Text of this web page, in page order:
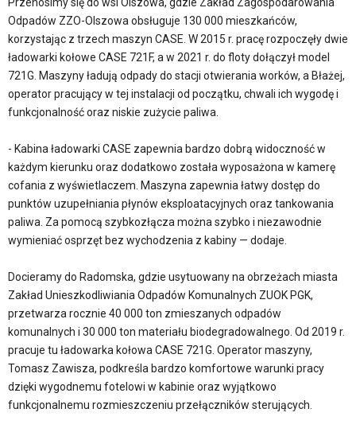
Odpadów ZZO-Olszowa obsługuje 130 000 mieszkańców,
korzystając z trzech maszyn CASE. W 2015 r. pracę rozpoczęły dwie
ładowarki kołowe CASE 721F, a w 2021 r. do floty dołączył model
721G. Maszyny ładują odpady do stacji otwierania worków, a Błażej,
operator pracujący w tej instalacji od początku, chwali ich wygodę i
funkcjonalność oraz niskie zużycie paliwa.
- Kabina ładowarki CASE zapewnia bardzo dobrą widoczność w
każdym kierunku oraz dodatkowo została wyposażona w kamerę
cofania z wyświetlaczem. Maszyna zapewnia łatwy dostęp do
punktów uzupełniania płynów eksploatacyjnych oraz tankowania
paliwa. Za pomocą szybkozłącza można szybko i niezawodnie
wymieniać osprzęt bez wychodzenia z kabiny — dodaje.
Docieramy do Radomska, gdzie usytuowany na obrzeżach miasta
Zakład Unieszkodliwiania Odpadów Komunalnych ZUOK PGK,
przetwarza rocznie 40 000 ton zmieszanych odpadów
komunalnych i 30 000 ton materiału biodegradowalnego. Od 2019 r.
pracuje tu ładowarka kołowa CASE 721G. Operator maszyny,
Tomasz Zawisza, podkreśla bardzo komfortowe warunki pracy
dzięki wygodnemu fotelowi w kabinie oraz wyjątkowo
funkcjonalnemu rozmieszczeniu przełączników sterujących.